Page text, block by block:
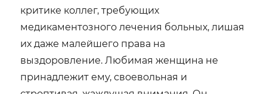
критике коллег, требующих
медикаментозного лечения больных, лишая
их даже малейшего права на
выздоровление. Любимая женщина не
принадлежит ему, своевольная и